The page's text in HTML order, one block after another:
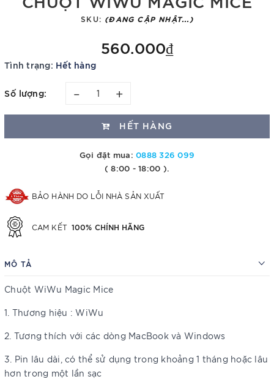
SKU: (ĐANG CẬP NHẬT...)
560.000₫
Tình trạng: Hết hàng
Số lượng: – +
HẾT HÀNG
Gọi đặt mua:0888 326 099
( 8:00 - 18:00 ).
BẢO HÀNH DO LỖI NHÀ SẢN XUẤT
CAM KẾT 100% CHÍNH HÃNG
MÔ TẢ
Chuột WiWu Magic Mice
1. Thương hiệu : WiWu
2. Tương thích với các dòng MacBook và Windows
3. Pin lâu dài, có thể sử dụng trong khoảng 1 tháng hoặc lâu
hơn trong một lần sạc